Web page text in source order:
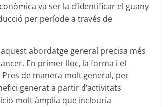
va ser la d’identificar el guany
per període a través de
abordatge general precisa més
En primer lloc, la forma i el
de manera molt general, per
generat a partir d’activitats
molt àmplia que inclouria